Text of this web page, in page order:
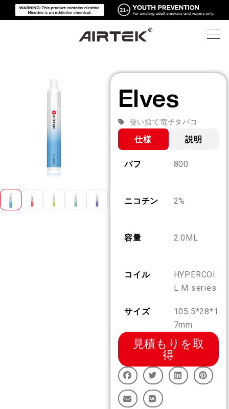
使い捨て電子タバコ
交換可能なデバイス
交換可能なポッド
オンラインショップ
ハイテク
ブログ
サポート
Elves
使い捨て電子タバコ
仕様 説明
パフ 800
ニコチン 2%
容量 2.0ML
コイル
HYPERCOI
L M series
サイズ
105.5*28*1
7mm
見積もりを取
得